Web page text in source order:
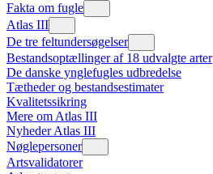
Fakta om fugle
Atlas III
De tre feltundersøgelser
Bestandsoptællinger af 18 udvalgte arter
De danske ynglefugles udbredelse
Tætheder og bestandsestimater
Kvalitetssikring
Mere om Atlas III
Nyheder Atlas III
Nøglepersoner
Artsvalidatorer